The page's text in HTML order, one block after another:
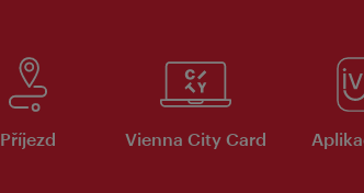
Příjezd Vienna City Card